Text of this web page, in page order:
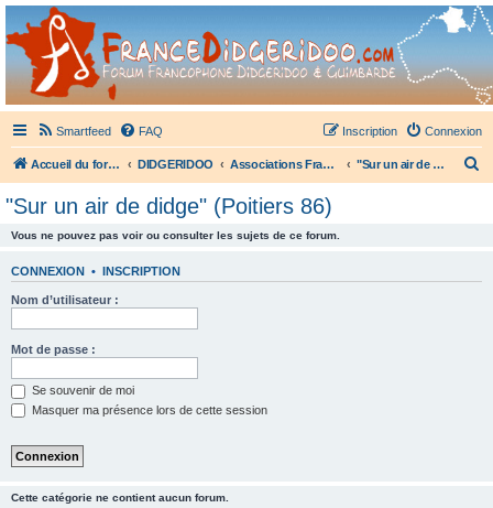
France Didgeridoo
Didgeridoo et Guimbarde sur France Didgeridoo - retrouvez la communauté.
Smartfeed FAQ Connexion
Inscription
Accueil du forum DIDGERIDOO Associations Françaises de Didgeridoo "Sur un air de didge" (Poitiers 86)
"Sur un air de didge" (Poitiers 86)
Vous ne pouvez pas voir ou consulter les sujets de ce forum.
CONNEXION • INSCRIPTION
Nom d’utilisateur :
Mot de passe :
Se souvenir de moi
Masquer ma présence lors de cette session
Cette catégorie ne contient aucun forum.